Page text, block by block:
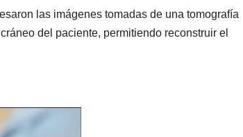
las imágenes tomadas de una tomografía
del paciente, permitiendo reconstruir el